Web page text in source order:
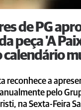
de PG
peça 'A
calendário
reconhece a
pelo
na Sexta-Feira